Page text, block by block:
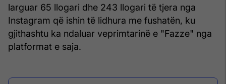
larguar 65 llogari dhe 243 llogari të tjera nga
Instagram që ishin të lidhura me fushatën, ku
gjithashtu ka ndaluar veprimtarinë e "Fazze" nga
platformat e saja.